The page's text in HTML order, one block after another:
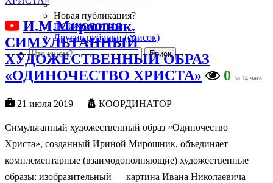
Новая публикация?
ПСИХОЛОГИЯ
Другие рубрики (список)
И.М.Мирошник.
СИМУЛЬТАННЫЙ
ХУДОЖЕСТВЕННЫЙ ОБРАЗ
«ОДИНОЧЕСТВО ХРИСТА»
0 за 24 часа
21 июля 2019 КООРДИНАТОР
Симультанный художественный образ «Одиночество
Христа», созданный Ириной Мирошник, объединяет
комплементарные (взаимодополняющие) художественные
образы: изобразительный — картина Ивана Николаевича